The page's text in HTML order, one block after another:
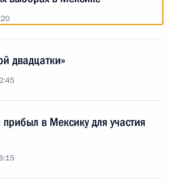
двадцатки»
в Мексику для участия